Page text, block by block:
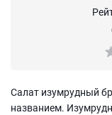
Салат изумрудный
названием.